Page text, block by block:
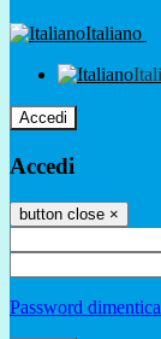
Italiano
Accedi
Accedi
button close ×
Password